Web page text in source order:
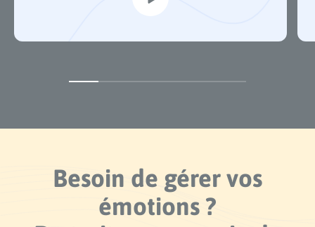
Besoin de gérer vos
émotions ?